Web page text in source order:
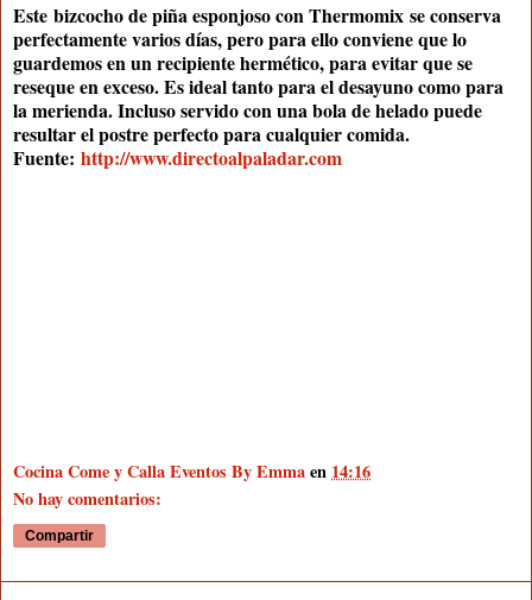
Este bizcocho de piña esponjoso con Thermomix se conserva
perfectamente varios días, pero para ello conviene que lo
guardemos en un recipiente hermético, para evitar que se
reseque en exceso. Es ideal tanto para el desayuno como para
la merienda. Incluso servido con una bola de helado puede
resultar el postre perfecto para cualquier comida.
Fuente: http://www.directoalpaladar.com
Cocina Come y Calla Eventos By Emmaen 14:16
No hay comentarios:
Compartir